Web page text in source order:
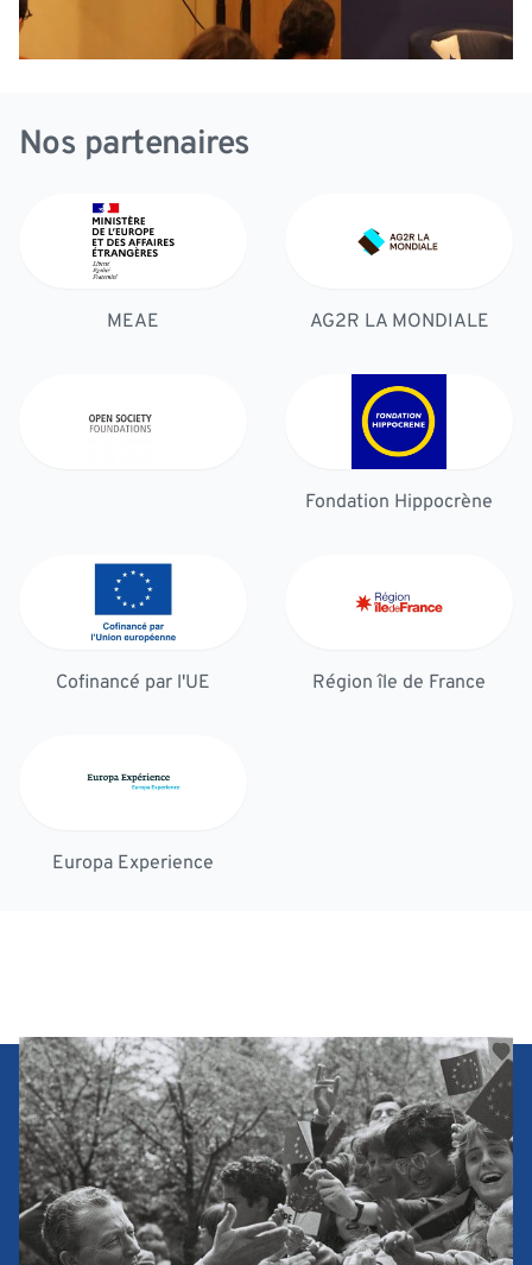
Nos partenaires
MEAE AG2R LA MONDIALE
Fondation Hippocrène
Cofinancé par l'UE Région île de France
Europa Experience